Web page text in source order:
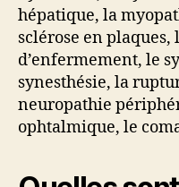
hépatique, la
sclérose en plaques,
d’enfermement, le
synesthésie, la
neuropathie
ophtalmique, le